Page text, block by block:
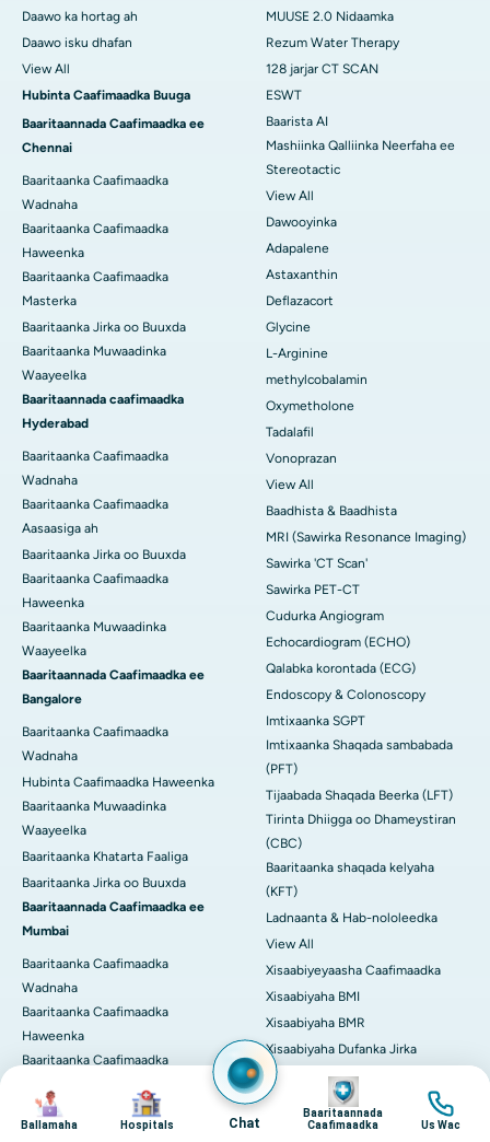
Daawo ka hortag ah
Daawo isku dhafan
View All
Hubinta Caafimaadka Buuga
Baaritaannada Caafimaadka ee
Chennai
Baaritaanka Caafimaadka
Wadnaha
Baaritaanka Caafimaadka
Haweenka
Baaritaanka Caafimaadka
Masterka
Baaritaanka Jirka oo Buuxda
Baaritaanka Muwaadinka
Waayeelka
Baaritaannada caafimaadka
Hyderabad
Baaritaanka Caafimaadka
Wadnaha
Baaritaanka Caafimaadka
Aasaasiga ah
Baaritaanka Jirka oo Buuxda
Baaritaanka Caafimaadka
Haweenka
Baaritaanka Muwaadinka
Waayeelka
Baaritaannada Caafimaadka ee
Bangalore
Baaritaanka Caafimaadka
Wadnaha
Hubinta Caafimaadka Haweenka
Baaritaanka Muwaadinka
Waayeelka
Baaritaanka Khatarta Faaliga
Baaritaanka Jirka oo Buuxda
Baaritaannada Caafimaadka ee
Mumbai
Baaritaanka Caafimaadka
Wadnaha
Baaritaanka Caafimaadka
Haweenka
Baaritaanka Caafimaadka
Baaritaanka Muwaadinka
Waayeelka
MUUSE 2.0 Nidaamka
Rezum Water Therapy
128 jarjar CT SCAN
ESWT
Baarista AI
Mashiinka Qalliinka Neerfaha ee
Stereotactic
View All
Dawooyinka
Adapalene
Astaxanthin
Deflazacort
Glycine
L-Arginine
methylcobalamin
Oxymetholone
Tadalafil
Vonoprazan
View All
Baadhista & Baadhista
MRI (Sawirka Resonance Imaging)
Sawirka 'CT Scan'
Sawirka PET-CT
Cudurka Angiogram
Echocardiogram (ECHO)
Qalabka korontada (ECG)
Endoscopy & Colonoscopy
Imtixaanka SGPT
Imtixaanka Shaqada sambabada
(PFT)
Tijaabada Shaqada Beerka (LFT)
Tirinta Dhiigga oo Dhameystiran
(CBC)
Baaritaanka shaqada kelyaha
(KFT)
Ladnaanta & Hab-nololeedka
View All
Xisaabiyeyaasha Caafimaadka
Xisaabiyaha BMI
Xisaabiyaha BMR
Xisaabiyaha Dufanka Jirka
Tijaabada Aragga Midabka
Fiiri dhammaan
Image
Ballamaha
Image
Hospitals Chat
Image
Baaritaannada
Caafimaadka
Image
Us Wac